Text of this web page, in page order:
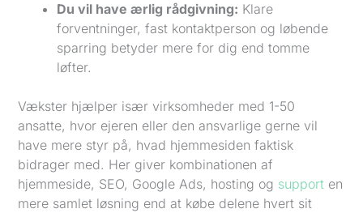
Du vil have ærlig rådgivning: Klare
forventninger, fast kontaktperson og løbende
sparring betyder mere for dig end tomme
løfter.
Vækster hjælper især virksomheder med 1-50
ansatte, hvor ejeren eller den ansvarlige gerne vil
have mere styr på, hvad hjemmesiden faktisk
bidrager med. Her giver kombinationen af
hjemmeside, SEO, Google Ads, hosting og support en
mere samlet løsning end at købe delene hvert sit